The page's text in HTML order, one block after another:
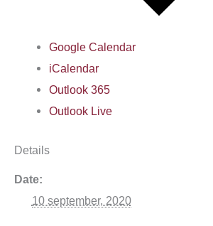
Google Calendar
iCalendar
Outlook 365
Outlook Live
Details
Date:
10 september, 2020